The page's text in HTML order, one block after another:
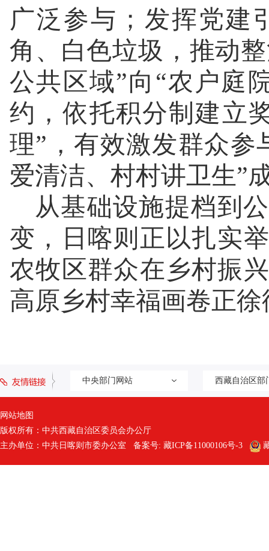
广泛参与；发挥党建
角、白色垃圾，推动
公共区域”向“农户庭
约，依托积分制建立
理”，有效激发群众参
爱清洁、村村讲卫生”
从基础设施提档到
变，日喀则正以扎实
农牧区群众在乡村振
高原乡村幸福画卷正
中央部门网站 西藏自治区部
网站地图
版权所有：中共西藏自治区委员会办公厅
主办单位：中共日喀则市委办公室 备案号: 藏ICP备11000106号-3